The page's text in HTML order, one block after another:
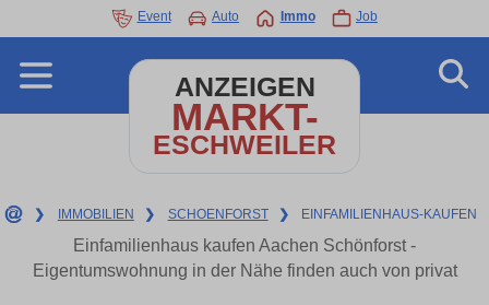
Event Auto Immo Job
ANZEIGEN
MARKT-
ESCHWEILER
❯ IMMOBILIEN ❯ SCHOENFORST ❯ EINFAMILIENHAUS-KAUFEN
Einfamilienhaus kaufen Aachen Schönforst -
Eigentumswohnung in der Nähe finden auch von privat